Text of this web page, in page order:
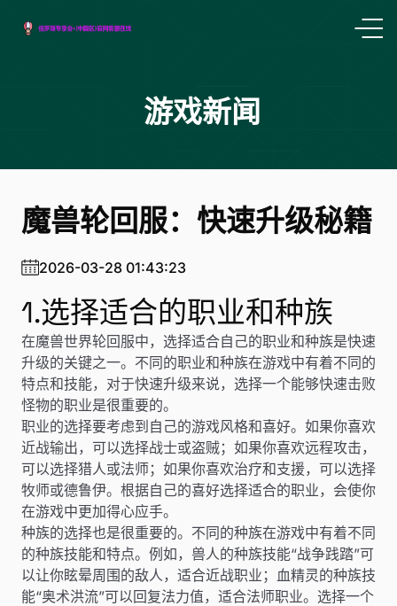
游戏新闻
魔兽轮回服：快速升级秘籍
2026-03-28 01:43:23
1.选择适合的职业和种族
在魔兽世界轮回服中，选择适合自己的职业和种族是快速
升级的关键之一。不同的职业和种族在游戏中有着不同的
特点和技能，对于快速升级来说，选择一个能够快速击败
怪物的职业是很重要的。
职业的选择要考虑到自己的游戏风格和喜好。如果你喜欢
近战输出，可以选择战士或盗贼；如果你喜欢远程攻击，
可以选择猎人或法师；如果你喜欢治疗和支援，可以选择
牧师或德鲁伊。根据自己的喜好选择适合的职业，会使你
在游戏中更加得心应手。
种族的选择也是很重要的。不同的种族在游戏中有着不同
的种族技能和特点。例如，兽人的种族技能“战争践踏”可
以让你眩晕周围的敌人，适合近战职业；血精灵的种族技
能“奥术洪流”可以回复法力值，适合法师职业。选择一个